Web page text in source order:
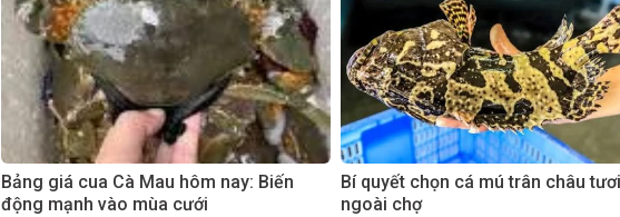
Bảng giá cua Cà Mau hôm nay: Biến
động mạnh vào mùa cưới
Bí quyết chọn cá mú trân châu
ngoài chợ